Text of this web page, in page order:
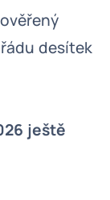
desítek
ještě